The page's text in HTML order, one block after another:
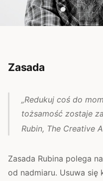
Zasada
„Redukuj coś do
tożsamość zostaje
Rubin, The Creative
Zasada Rubina polega
od nadmiaru. Usuwa się